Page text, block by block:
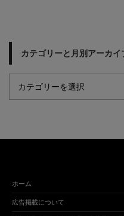
カテゴリーと月別アーカイ
ホーム
広告掲載について